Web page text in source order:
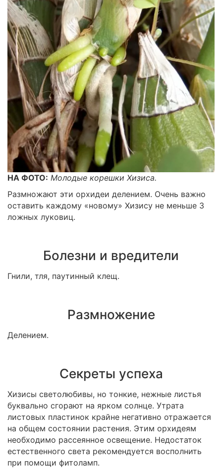
НА ФОТО: Молодые корешки Хизиса.
Размножают эти орхидеи делением. Очень важно
оставить каждому «новому» Хизису не меньше 3
ложных луковиц.
Болезни и вредители
Гнили, тля, паутинный клещ.
Размножение
Делением.
Секреты успеха
Хизисы светолюбивы, но тонкие, нежные листья
буквально сгорают на ярком солнце. Утрата
листовых пластинок крайне негативно отражается
на общем состоянии растения. Этим орхидеям
необходимо рассеянное освещение. Недостаток
естественного света рекомендуется восполнить
при помощи фитоламп.